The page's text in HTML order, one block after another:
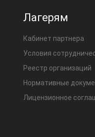
Лагерям
Кабинет партнера
Условия
Реестр организаций
Нормативные
Лицензионное